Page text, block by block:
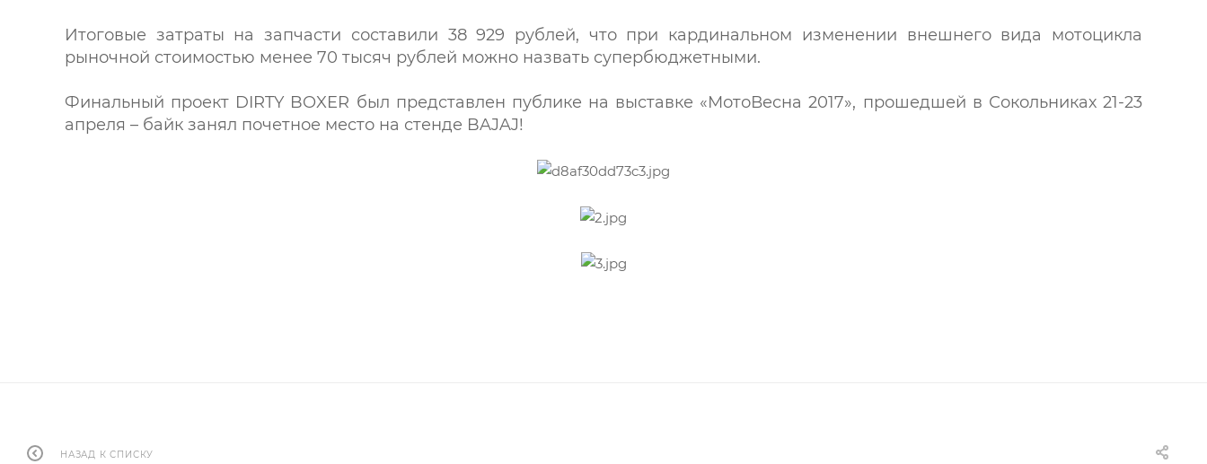
Итоговые затраты на запчасти составили 38 929 рублей, что при кардинальном изменении внешнего вида мотоцикла
рыночной стоимостью менее 70 тысяч рублей можно назвать супербюджетными.
Финальный проект DIRTY BOXER был представлен публике на выставке «МотоВесна 2017», прошедшей в Сокольниках 21-23
апреля – байк занял почетное место на стенде BAJAJ!
НАЗАД К СПИСКУ